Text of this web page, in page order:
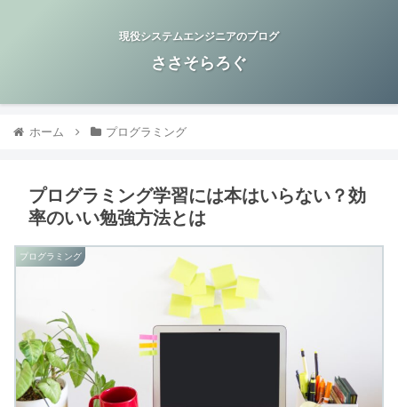
現役システムエンジニアのブログ
ささそらろぐ
ホーム プログラミング
プログラミング学習には本はいらない？効
率のいい勉強方法とは
プログラミング